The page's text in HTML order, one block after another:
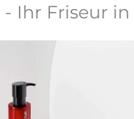
- Ihr Friseur